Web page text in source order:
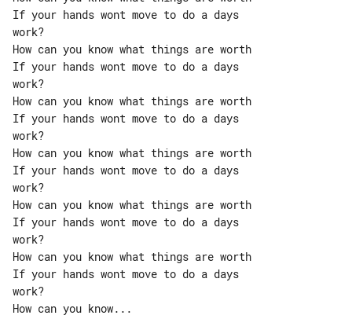
If your hands wont move to do a days
work?
How can you know what things are worth
If your hands wont move to do a days
work?
How can you know what things are worth
If your hands wont move to do a days
work?
How can you know what things are worth
If your hands wont move to do a days
work?
How can you know what things are worth
If your hands wont move to do a days
work?
How can you know what things are worth
If your hands wont move to do a days
work?
How can you know...